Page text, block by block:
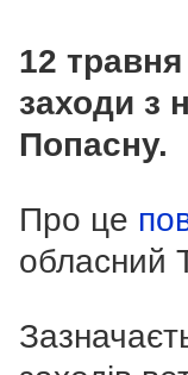
12
заходи з
Попасну.
Про це
обласний